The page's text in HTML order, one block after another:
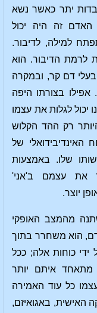
יתר כאשר נשא
האדם זה היה יכול
למילה, לדיבור.
לרמת הדיבור. הוא
דם קר, ובמקרה
בצורתו היפה
יכול לגלות את עצמו
רק ההד הקלוש
האינדיבידואלי של
שלו. באמצעות
את עצמם ב'אני'
יוצר.
מהמצב האופקי
הוא משחרר בתוך
ידי כוחות אלה; ככל
מתאחד איתם יותר
כל עוד האמירה
האישית, באגואיזם,